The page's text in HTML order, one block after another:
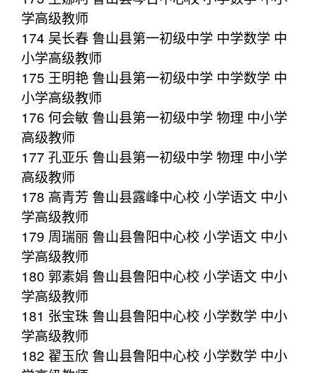
学高级教师
174 吴长春 鲁山县第一初级中学 中学数学 中
小学高级教师
175 王明艳 鲁山县第一初级中学 中学数学 中
小学高级教师
176 何会敏 鲁山县第一初级中学 物理 中小学
高级教师
177 孔亚乐 鲁山县第一初级中学 物理 中小学
高级教师
178 高青芳 鲁山县露峰中心校 小学语文 中小
学高级教师
179 周瑞丽 鲁山县鲁阳中心校 小学语文 中小
学高级教师
180 郭素娟 鲁山县鲁阳中心校 小学语文 中小
学高级教师
181 张宝珠 鲁山县鲁阳中心校 小学数学 中小
学高级教师
182 翟玉欣 鲁山县鲁阳中心校 小学数学 中小